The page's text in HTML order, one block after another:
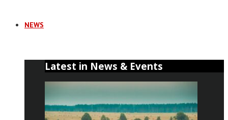
NEWS
Latest in News & Events